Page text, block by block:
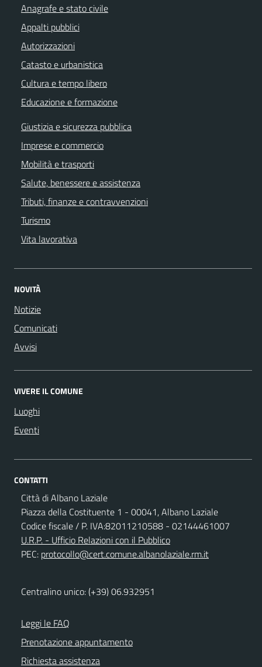
Anagrafe e stato civile
Appalti pubblici
Autorizzazioni
Catasto e urbanistica
Cultura e tempo libero
Educazione e formazione
Giustizia e sicurezza pubblica
Imprese e commercio
Mobilità e trasporti
Salute, benessere e assistenza
Tributi, finanze e contravvenzioni
Turismo
Vita lavorativa
NOVITÀ
Notizie
Comunicati
Avvisi
VIVERE IL COMUNE
Luoghi
Eventi
CONTATTI
Città di Albano Laziale
Piazza della Costituente 1 - 00041, Albano Laziale
Codice fiscale / P. IVA:82011210588 - 02144461007
U.R.P. - Ufficio Relazioni con il Pubblico
PEC: protocollo@cert.comune.albanolaziale.rm.it
Centralino unico: (+39) 06.932951
Leggi le FAQ
Prenotazione appuntamento
Richiesta assistenza